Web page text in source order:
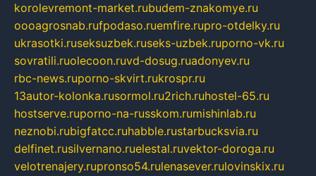
korolevremont-market.rubudem-znakomye.ru
oooagrosnab.rufpodaso.ruemfire.rupro-otdelky.ru
ukrasotki.ruseksuzbek.ruseks-uzbek.ruporno-vk.ru
sovratili.ruolecoon.ruvd-dosug.ruadonyev.ru
rbc-news.ruporno-skvirt.rukrospr.ru
13autor-kolonka.rusormol.ru2rich.ruhostel-65.ru
hostserve.ruporno-na-russkom.rumishinlab.ru
neznobi.rubigfatcc.ruhabble.rustarbucksvia.ru
delfinet.rusilvernano.ruelestal.ruvektor-doroga.ru
velotrenajery.rupronso54.rulenasever.rulovinskix.ru